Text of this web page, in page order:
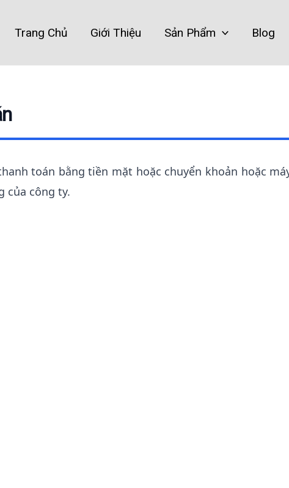
Trang Chủ Giới Thiệu Sản Phẩm Blog
toán bằng tiền mặt hoặc chuyển khoản hoặc
của công ty.